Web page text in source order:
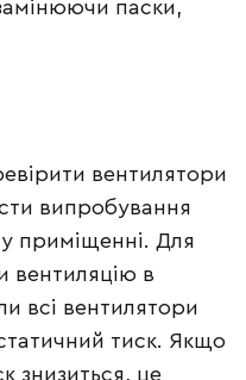
паски,
вентилятори
випробування
приміщенні. Для
вентиляцію в
всі вентилятори
тиск. Якщо
знизиться, це